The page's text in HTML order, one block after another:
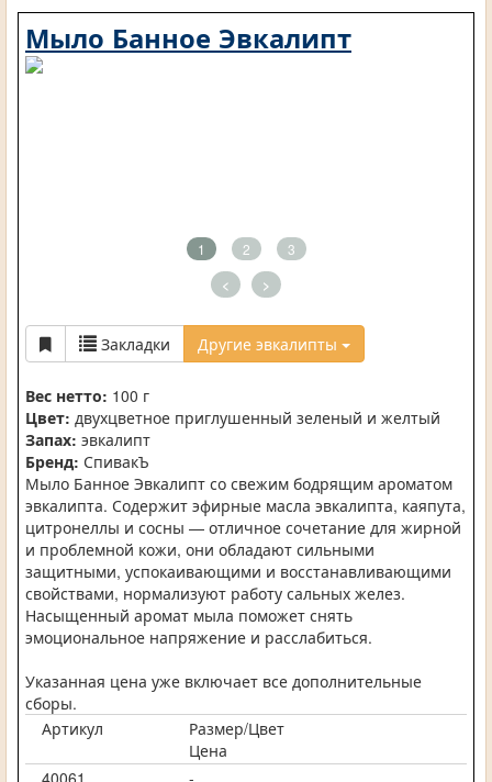
Мыло Банное Эвкалипт
1 2 3
< >
Закладки Другие эвкалипты
Вес нетто: 100 г
Цвет: двухцветное приглушенный зеленый и желтый
Запах: эвкалипт
Бренд: СпивакЪ
Мыло Банное Эвкалипт со свежим бодрящим ароматом
эвкалипта. Содержит эфирные масла эвкалипта, каяпута,
цитронеллы и сосны — отличное сочетание для жирной
и проблемной кожи, они обладают сильными
защитными, успокаивающими и восстанавливающими
свойствами, нормализуют работу сальных желез.
Насыщенный аромат мыла поможет снять
эмоциональное напряжение и расслабиться.
Указанная цена уже включает все дополнительные
сборы.
Артикул
Размер/Цвет
Цена
40061
-